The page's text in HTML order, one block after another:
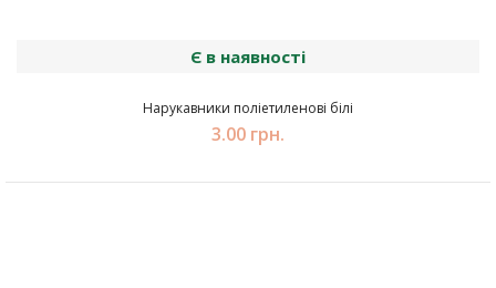
Є в наявності
Нарукавники поліетиленові білі
3.00 грн.